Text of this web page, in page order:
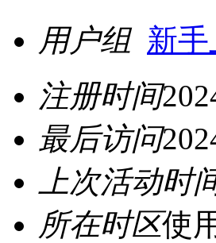
用户组 新
注册时间
最后访问
上次活动时
所在时区使